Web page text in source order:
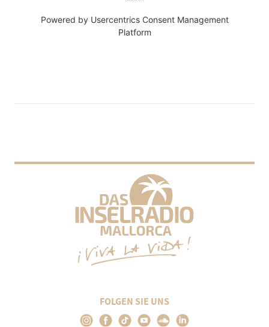
Powered by Usercentrics Consent Management
Platform
FOLGEN SIE UNS